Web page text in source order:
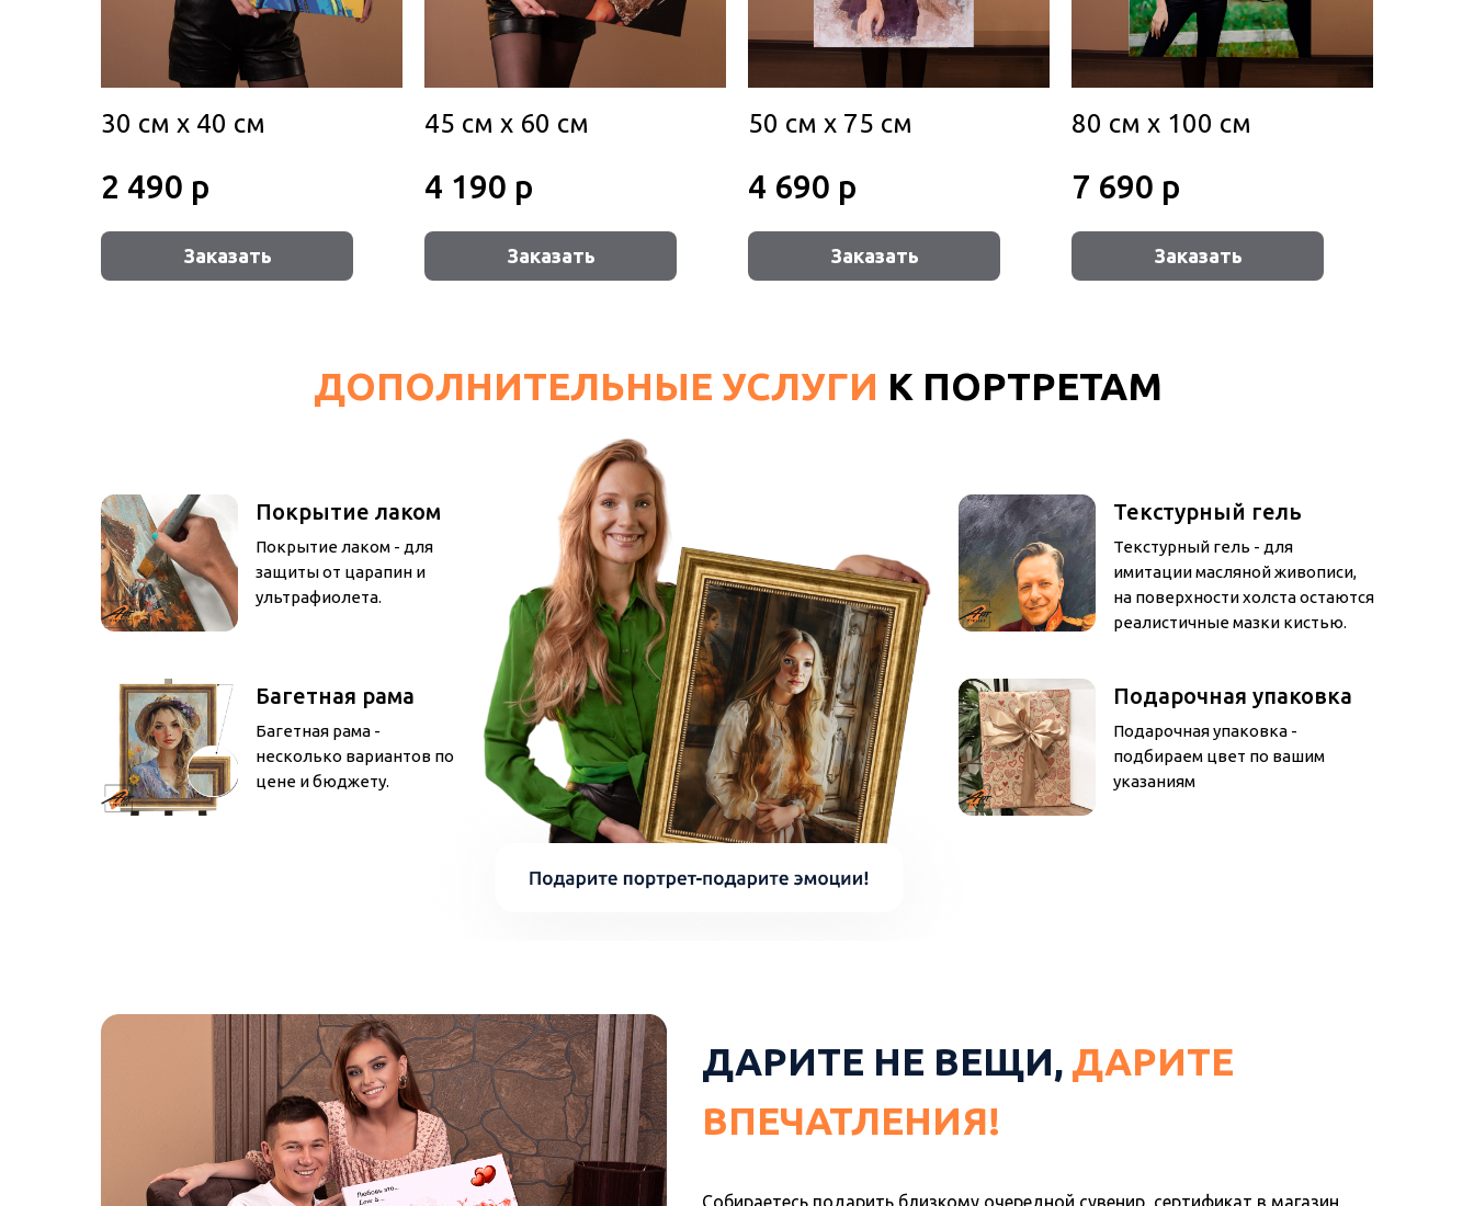
30 см х 40 см
2 490 р
Заказать
45 см х 60 см
4 190 р
Заказать
50 см х 75 см
4 690 р
80 см х 100 см
Заказать
7 690 р
Заказать
ДОПОЛНИТЕЛЬНЫЕ УСЛУГИ К ПОРТРЕТАМ
Покрытие лаком
Покрытие лаком - для
защиты от царапин и
ультрафиолета.
Текстурный гель
Текстурный гель - для
имитации масляной живописи,
на поверхности холста остаются
реалистичные мазки кистью.
Багетная рама
Багетная рама -
несколько вариантов по
цене и бюджету.
Подарочная упаковка
Подарочная упаковка -
подбираем цвет по вашим
указаниям
ДАРИТЕ НЕ ВЕЩИ, ДАРИТЕ
ВПЕЧАТЛЕНИЯ!
Собираетесь подарить близкому очередной сувенир, сертификат в магазин